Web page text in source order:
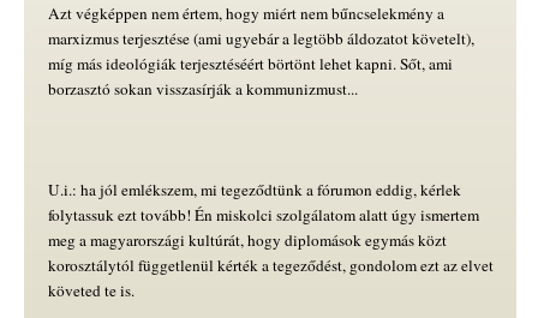
Azt végképpen nem értem, hogy miért nem bűncselekmény a
marxizmus terjesztése (ami ugyebár a legtöbb áldozatot követelt),
míg más ideológiák terjesztéséért börtönt lehet kapni. Sőt, ami
borzasztó sokan visszasírják a kommunizmust...
U.i.: ha jól emlékszem, mi tegeződtünk a fórumon eddig, kérlek
folytassuk ezt tovább! Én miskolci szolgálatom alatt úgy ismertem
meg a magyarországi kultúrát, hogy diplomások egymás közt
korosztálytól függetlenül kérték a tegeződést, gondolom ezt az elvet
követed te is.